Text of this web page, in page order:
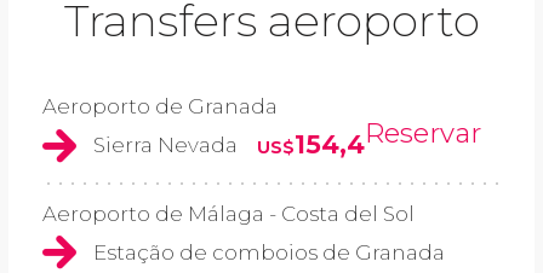
Transfers aeroporto
Aeroporto de Granada
Sierra Nevada
US$154,4Reservar
Aeroporto de Málaga - Costa del Sol
Estação de comboios de Granada